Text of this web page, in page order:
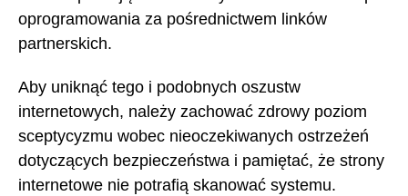
oprogramowania za pośrednictwem linków
partnerskich.
Aby uniknąć tego i podobnych oszustw
internetowych, należy zachować zdrowy poziom
sceptycyzmu wobec nieoczekiwanych ostrzeżeń
dotyczących bezpieczeństwa i pamiętać, że strony
internetowe nie potrafią skanować systemu.